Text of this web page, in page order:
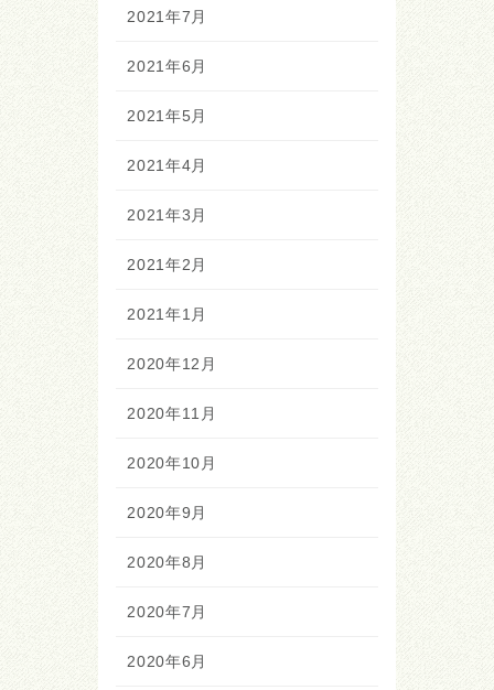
2021年7月
2021年6月
2021年5月
2021年4月
2021年3月
2021年2月
2021年1月
2020年12月
2020年11月
2020年10月
2020年9月
2020年8月
2020年7月
2020年6月